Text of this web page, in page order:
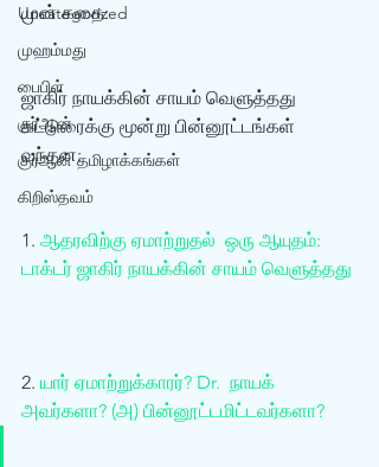
Uncategorized
முஹம்மது
பைபிள்
குர்‍ஆன்
குர்‍ஆன் தமிழாக்கங்கள்
கிறிஸ்தவம்
முன் கதை:
ஜாகிர் நாயக்கின் சாயம் வெளுத்தது
கட்டுரைக்கு மூன்று பின்னூட்டங்கள்
வந்தன:
1. ஆதரவிற்கு ஏமாற்றுதல்  ஒரு ஆயுதம்:
டாக்டர் ஜாகிர் நாயக்கின் சாயம் வெளுத்தது
2. யார் ஏமாற்றுக்காரர்? Dr.  நாயக்
அவர்களா? (அ) பின்னூட்டமிட்டவர்களா?